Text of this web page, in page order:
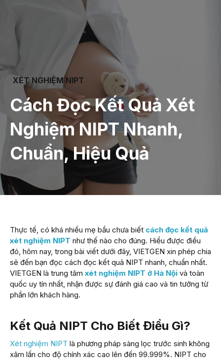
XÉT NGHIỆM NIPT
Cách Đọc Kết Quả Xét
Nghiệm NIPT Nhanh,
Chuẩn, Hiệu Quả
Thực tế, có khá nhiều mẹ bầu chưa biết cách đọc kết quả
xét nghiệm NIPT như thế nào cho đúng. Hiểu được điều
đó, hôm nay, trong bài viết dưới đây, VIETGEN xin phép chia
sẻ đến bạn đọc cách đọc kết quả NIPT nhanh, chuẩn nhất.
VIETGEN là trung tâm xét nghiệm NIPT ở Hà Nội và toàn
quốc uy tín nhất, nhận được sự đánh giá cao và tin tưởng từ
phần lớn khách hàng.
Kết Quả NIPT Cho Biết Điều Gì?
Xét nghiệm NIPT là phương pháp sàng lọc trước sinh không
xâm lấn cho độ chính xác cao lên đến 99.999%. NIPT cho